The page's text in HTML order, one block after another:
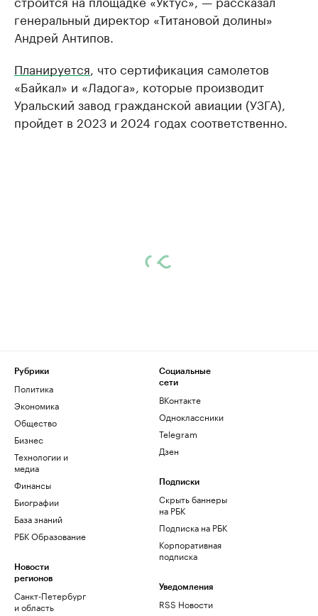
генеральный директор «Титановой долины»
Андрей Антипов.
Планируется , что сертификация самолетов
«Байкал» и «Ладога», которые производит
Уральский завод гражданской авиации (УЗГА),
пройдет в 2023 и 2024 годах соответственно.
Рубрики
Политика
Экономика
Общество
Бизнес
Технологии и
медиа
Финансы
Биографии
База знаний
РБК Образование
Новости
регионов
Санкт-Петербург
и область
Социальные
сети
ВКонтакте
Одноклассники
Telegram
Дзен
Подписки
Скрыть баннеры
на РБК
Подписка на РБК
Корпоративная
подписка
Уведомления
RSS Новости